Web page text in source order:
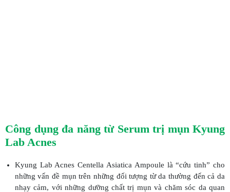
Công dụng đa năng từ Serum trị mụn Kyung
Lab Acnes
Kyung Lab Acnes Centella Asiatica Ampoule là “cứu tinh” cho
những vấn đề mụn trên những đối tượng từ da thường đến cả da
nhạy cảm, với những dưỡng chất trị mụn và chăm sóc da quan